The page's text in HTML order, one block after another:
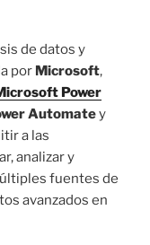
de datos y
por Microsoft,
Power
Automatey
a las
analizar y
fuentes de
avanzados en